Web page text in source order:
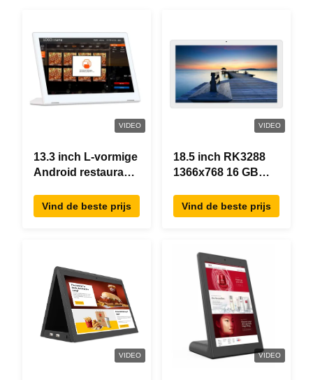
VIDEO
13.3 inch L-vormige
Android restaurant
1920×1080
touchscreen, WiFi
Vind de beste prijs
VIDEO
18.5 inch RK3288
1366x768 16 GB
One Android Tablet
Modern ontwerp
Vind de beste prijs
VIDEO VIDEO